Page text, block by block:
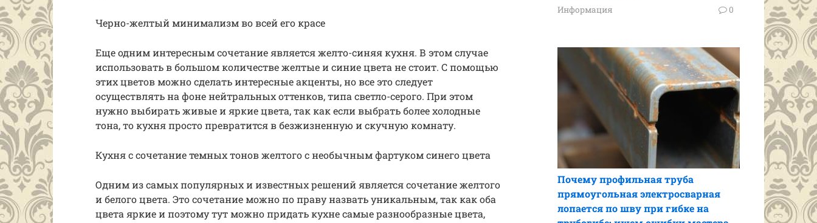
Черно-желтый минимализм во всей его красе
Еще одним интересным сочетание является желто-синяя кухня. В этом случае
использовать в большом количестве желтые и синие цвета не стоит. С помощью
этих цветов можно сделать интересные акценты, но все это следует
осуществлять на фоне нейтральных оттенков, типа светло-серого. При этом
нужно выбирать живые и яркие цвета, так как если выбрать более холодные
тона, то кухня просто превратится в безжизненную и скучную комнату.
Кухня с сочетание темных тонов желтого с необычным фартуком синего цвета
Одним из самых популярных и известных решений является сочетание желтого
и белого цвета. Это сочетание можно по праву назвать уникальным, так как оба
цвета яркие и поэтому тут можно придать кухне самые разнообразные цвета,
Информация 0
Почему профильная труба
прямоугольная электросварная
лопается по шву при гибке на